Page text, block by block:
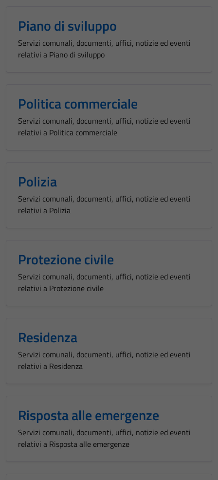
Piano di sviluppo
Servizi comunali, documenti, uffici, notizie ed eventi
relativi a Piano di sviluppo
Politica commerciale
Servizi comunali, documenti, uffici, notizie ed eventi
relativi a Politica commerciale
Polizia
Servizi comunali, documenti, uffici, notizie ed eventi
relativi a Polizia
Protezione civile
Servizi comunali, documenti, uffici, notizie ed eventi
relativi a Protezione civile
Residenza
Servizi comunali, documenti, uffici, notizie ed eventi
relativi a Residenza
Risposta alle emergenze
Servizi comunali, documenti, uffici, notizie ed eventi
relativi a Risposta alle emergenze
Questi cookie
sono necessari
per il
funzionamento